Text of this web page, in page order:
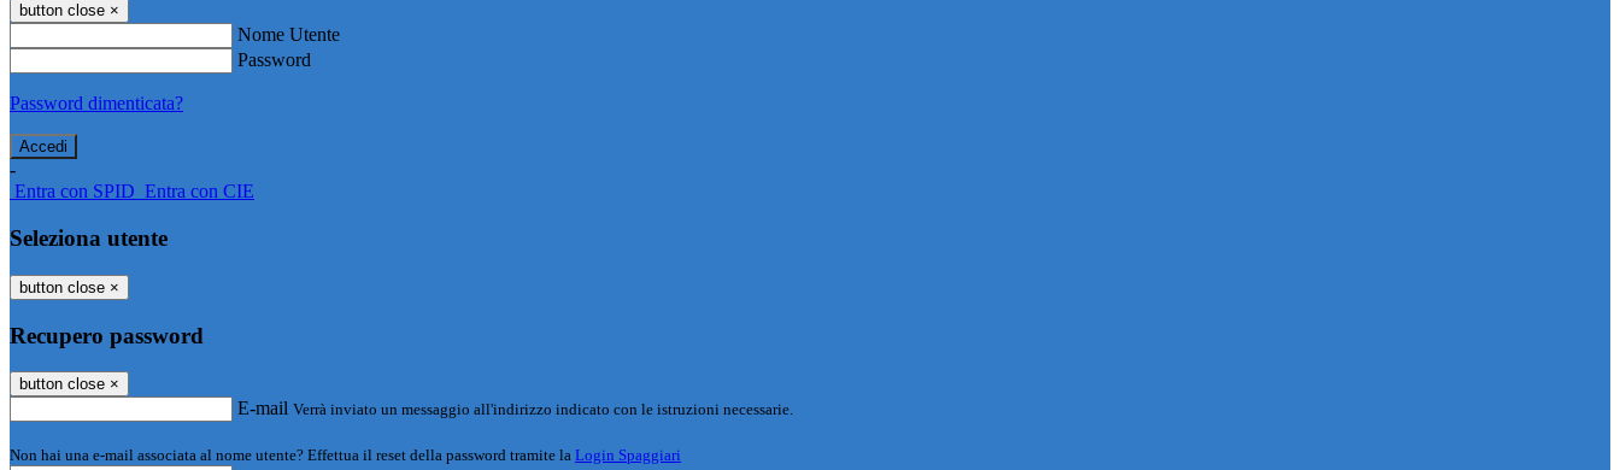
button close ×
Nome Utente
Password
Password dimenticata?
-
Entra con SPID Entra con CIE
Seleziona utente
button close ×
Recupero password
button close ×
E-mail Verrà inviato un messaggio all'indirizzo indicato con le istruzioni necessarie.
Non hai una e-mail associata al nome utente? Effettua il reset della password tramite la Login Spaggiari